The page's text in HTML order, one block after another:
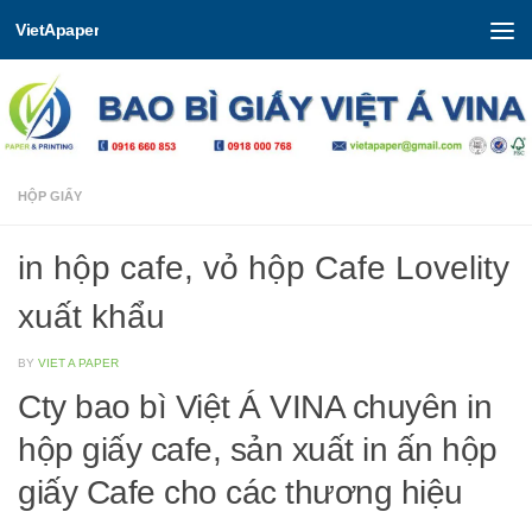
Skip to content
VietApaper
HỘP GIẤY
in hộp cafe, vỏ hộp Cafe Lovelity
xuất khẩu
BY VIET A PAPER
Cty bao bì Việt Á VINA chuyên in
hộp giấy cafe, sản xuất in ấn hộp
giấy Cafe cho các thương hiệu